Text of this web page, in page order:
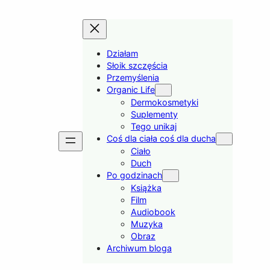
Działam
Słoik szczęścia
Przemyślenia
Organic Life
Dermokosmetyki
Suplementy
Tego unikaj
Coś dla ciała coś dla ducha
Ciało
Duch
Po godzinach
Książka
Film
Audiobook
Muzyka
Obraz
Archiwum bloga